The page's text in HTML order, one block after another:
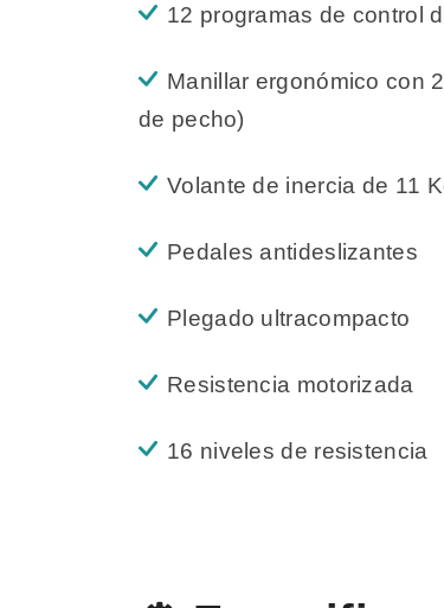
12 programas de control
Manillar ergonómico con
de pecho)
Volante de inercia de 11
Pedales antideslizantes
Plegado ultracompacto
Resistencia motorizada
16 niveles de resistencia